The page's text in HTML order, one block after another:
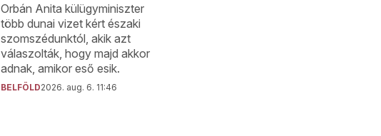
Orbán Anita külügyminiszter
több dunai vizet kért északi
szomszédunktól, akik azt
válaszolták, hogy majd akkor
adnak, amikor eső esik.
BELFÖLD2026. aug. 6. 11:46